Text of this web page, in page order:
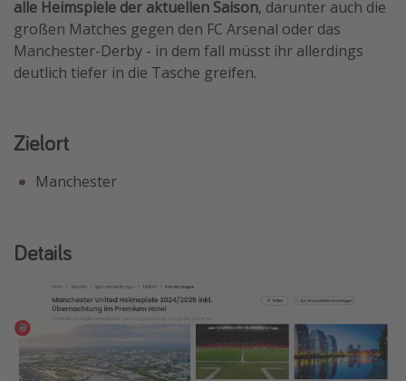
alle Heimspiele der aktuellen Saison, darunter auch die
großen Matches gegen den FC Arsenal oder das
Manchester-Derby - in dem fall müsst ihr allerdings
deutlich tiefer in die Tasche greifen.
Zielort
Manchester
Details